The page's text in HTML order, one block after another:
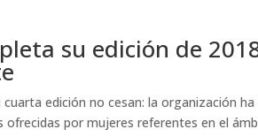
su edición de
edición no cesan: la organización
por mujeres referentes en el